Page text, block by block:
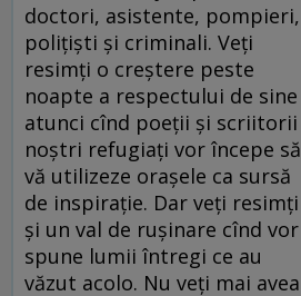
doctori, asistente, pompieri,
poliţişti şi criminali. Veţi
resimţi o creştere peste
noapte a respectului de sine
atunci cînd poeţii şi scriitorii
noştri refugiaţi vor începe să
vă utilizeze oraşele ca sursă
de inspiraţie. Dar veţi resimţi
şi un val de ruşinare cînd vor
spune lumii întregi ce au
văzut acolo. Nu veţi mai avea